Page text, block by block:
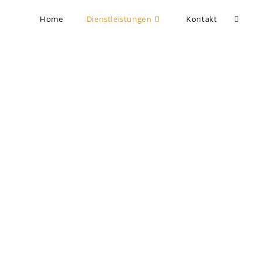
Home Dienstleistungen Kontakt